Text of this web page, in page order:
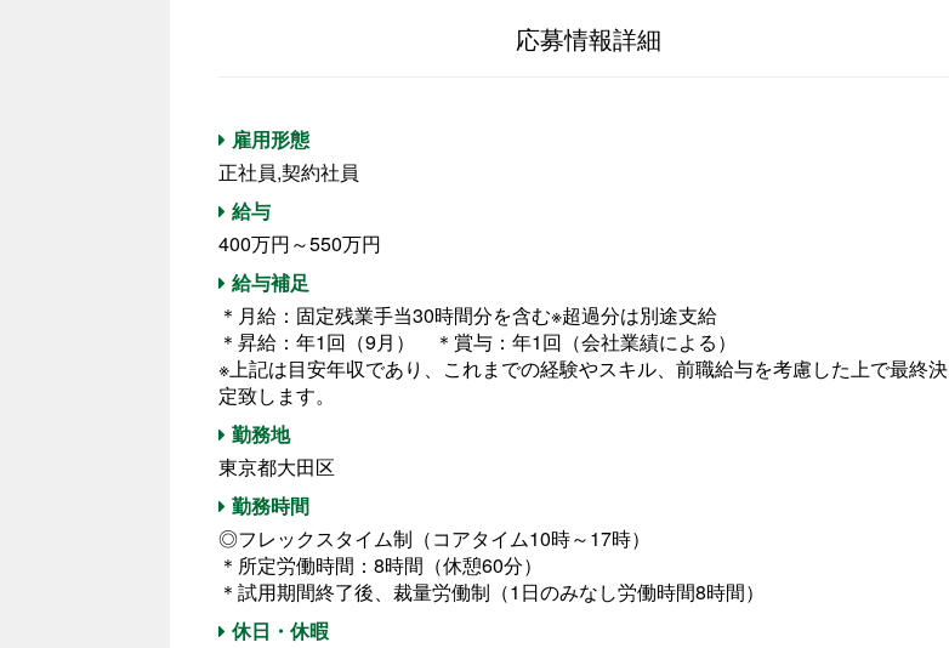
応募情報詳細
雇用形態
正社員,契約社員
給与
400万円～550万円
給与補足
＊月給：固定残業手当30時間分を含む※超過分は別途支給
＊昇給：年1回（9月） ＊賞与：年1回（会社業績による）
※上記は目安年収であり、これまでの経験やスキル、前職給与を考慮した上で最終決
定致します。
勤務地
東京都大田区
勤務時間
◎フレックスタイム制（コアタイム10時～17時）
＊所定労働時間：8時間（休憩60分）
＊試用期間終了後、裁量労働制（1日のみなし労働時間8時間）
休日・休暇